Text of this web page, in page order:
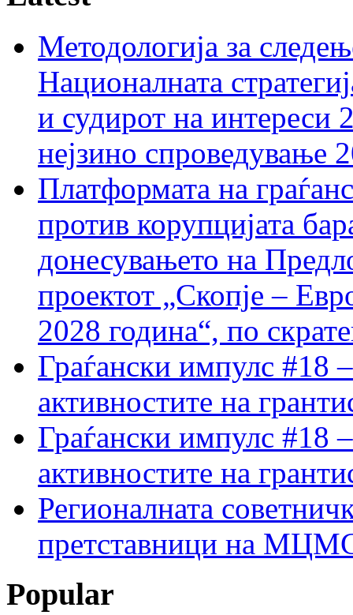
Методологија за
Националната
и судирот на интереси
нејзино спроведување
Платформата на
против корупцијата
донесувањето на
проектот „Скопје –
2028 година“, по
Граѓански импулс #18
активностите на
Граѓански импулс #18
активностите на
Регионалната
претставници на МЦМС
Popular